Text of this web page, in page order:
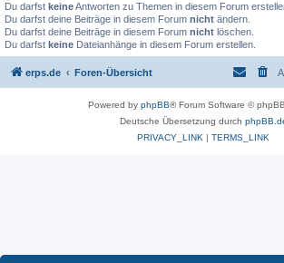
Du darfst keineAntworten zu Themen in diesem Forum
Du darfst deine Beiträge in diesem Forum nicht ändern.
Du darfst deine Beiträge in diesem Forum nicht löschen.
Du darfst keine Dateianhänge in diesem Forum erstellen.
erps.de Foren-Übersicht
Powered by phpBB® Forum Software ©
Deutsche Übersetzung durch
PRIVACY_LINK | TERMS_LINK